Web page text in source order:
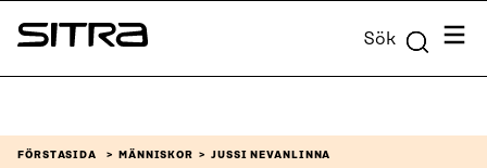
Skip to
content
Sitra Sök Meny
FÖRSTASIDA MÄNNISKOR JUSSI NEVANLINNA